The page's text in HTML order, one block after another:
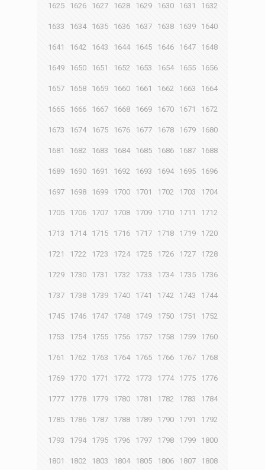
1625 1626 1627 1628 1629 1630 1631 1632
1633 1634 1635 1636 1637 1638 1639 1640
1641 1642 1643 1644 1645 1646 1647 1648
1649 1650 1651 1652 1653 1654 1655 1656
1657 1658 1659 1660 1661 1662 1663 1664
1665 1666 1667 1668 1669 1670 1671 1672
1673 1674 1675 1676 1677 1678 1679 1680
1681 1682 1683 1684 1685 1686 1687 1688
1689 1690 1691 1692 1693 1694 1695 1696
1697 1698 1699 1700 1701 1702 1703 1704
1705 1706 1707 1708 1709 1710 1711 1712
1713 1714 1715 1716 1717 1718 1719 1720
1721 1722 1723 1724 1725 1726 1727 1728
1729 1730 1731 1732 1733 1734 1735 1736
1737 1738 1739 1740 1741 1742 1743 1744
1745 1746 1747 1748 1749 1750 1751 1752
1753 1754 1755 1756 1757 1758 1759 1760
1761 1762 1763 1764 1765 1766 1767 1768
1769 1770 1771 1772 1773 1774 1775 1776
1777 1778 1779 1780 1781 1782 1783 1784
1785 1786 1787 1788 1789 1790 1791 1792
1793 1794 1795 1796 1797 1798 1799 1800
1801 1802 1803 1804 1805 1806 1807 1808